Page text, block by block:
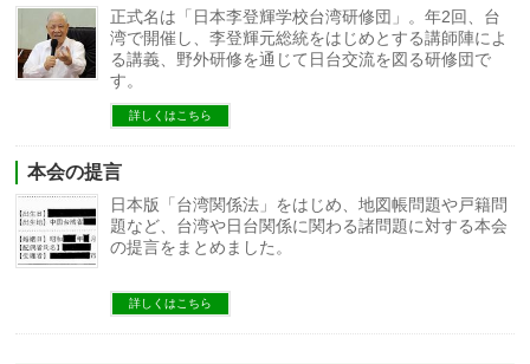
正式名は「日本李登輝学校台湾研修団」。年2回、台
湾で開催し、李登輝元総統をはじめとする講師陣によ
る講義、野外研修を通じて日台交流を図る研修団で
す。
詳しくはこちら
本会の提言
日本版「台湾関係法」をはじめ、地図帳問題や戸籍問
題など、台湾や日台関係に関わる諸問題に対する本会
の提言をまとめました。
詳しくはこちら